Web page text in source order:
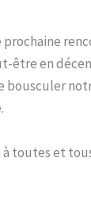
prochaine
être en
bousculer
toutes et